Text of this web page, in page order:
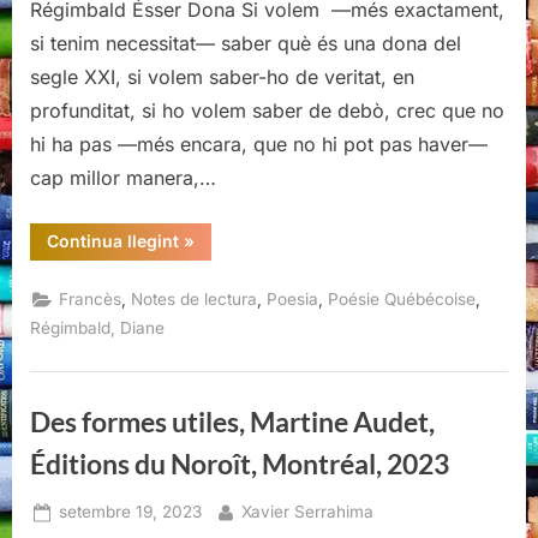
Régimbald Ésser Dona Si volem —més exactament,
si tenim necessitat— saber què és una dona del
segle XXI, si volem saber-ho de veritat, en
profunditat, si ho volem saber de debò, crec que no
hi ha pas —més encara, que no hi pot pas haver—
cap millor manera,…
Continua llegint“Elle
voudrait
encore,
Diane
Noroît,
2024”
»
Francès Notes de lectura Poesia Poésie Québécoise
Régimbald, Diane
Des formes utiles, Martine Audet,
Éditions du Noroît, Montréal, 2023
Posted
setembre 19, 2023 By
Xavier Serrahima